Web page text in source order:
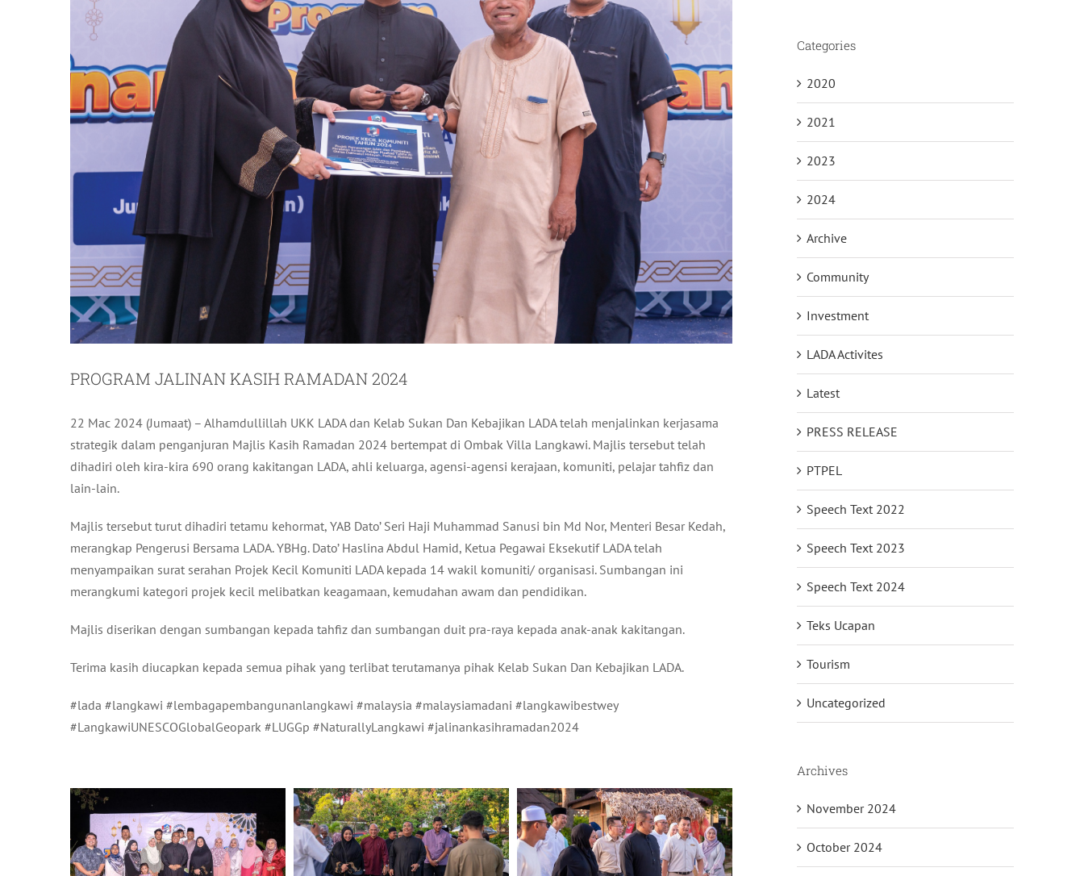
PROGRAM JALINAN KASIH RAMADAN 2024
22 Mac 2024 (Jumaat) – Alhamdullillah UKK LADA dan Kelab Sukan Dan Kebajikan LADA telah menjalinkan kerjasama
strategik dalam penganjuran Majlis Kasih Ramadan 2024 bertempat di Ombak Villa Langkawi. Majlis tersebut telah
dihadiri oleh kira-kira 690 orang kakitangan LADA, ahli keluarga, agensi-agensi kerajaan, komuniti, pelajar tahfiz dan
lain-lain.
Majlis tersebut turut dihadiri tetamu kehormat, YAB Dato’ Seri Haji Muhammad Sanusi bin Md Nor, Menteri Besar Kedah,
merangkap Pengerusi Bersama LADA. YBHg. Dato’ Haslina Abdul Hamid, Ketua Pegawai Eksekutif LADA telah
menyampaikan surat serahan Projek Kecil Komuniti LADA kepada 14 wakil komuniti/ organisasi. Sumbangan ini
merangkumi kategori projek kecil melibatkan keagamaan, kemudahan awam dan pendidikan.
Majlis diserikan dengan sumbangan kepada tahfiz dan sumbangan duit pra-raya kepada anak-anak kakitangan.
Terima kasih diucapkan kepada semua pihak yang terlibat terutamanya pihak Kelab Sukan Dan Kebajikan LADA.
#lada #langkawi #lembagapembangunanlangkawi #malaysia #malaysiamadani #langkawibestwey
#LangkawiUNESCOGlobalGeopark #LUGGp #NaturallyLangkawi #jalinankasihramadan2024
Categories
2020
2021
2023
2024
Archive
Community
Investment
LADA Activites
Latest
PRESS RELEASE
PTPEL
Speech Text 2022
Speech Text 2023
Speech Text 2024
Teks Ucapan
Tourism
Uncategorized
Archives
November 2024
October 2024